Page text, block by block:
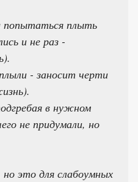
попытаться плыть
и не раз -
- заносит черти
в нужном
не придумали, но
это для слабоумных